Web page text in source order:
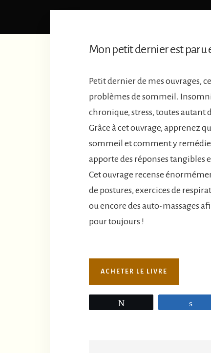
Mon petit dernier est paru
Petit dernier de mes ouvrages,
problèmes de sommeil.
chronique, stress, toutes autant
Grâce à cet ouvrage, apprenez
sommeil et comment y remédier
apporte des réponses
Cet ouvrage recense
de postures, exercices de
ou encore des auto-massages
pour toujours !
ACHETER LE LIVRE